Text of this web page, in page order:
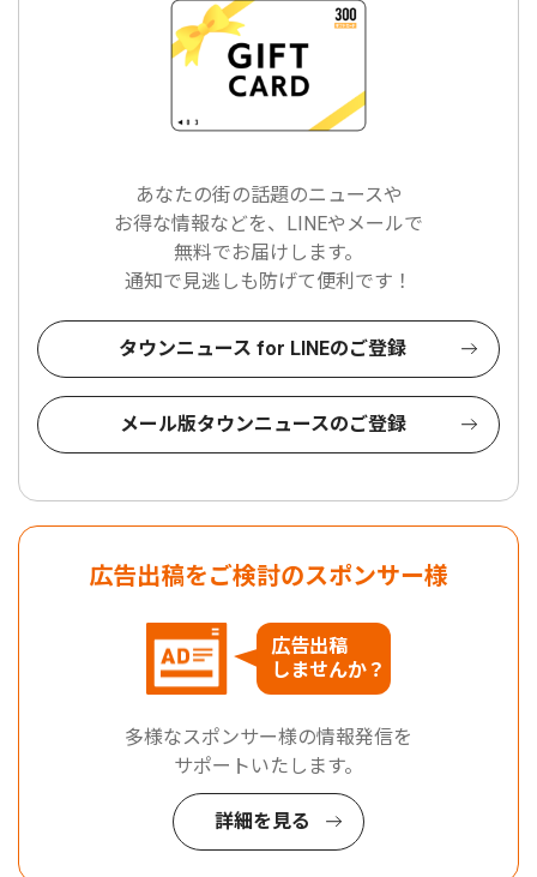
あなたの街の話題のニュースや
お得な情報などを、LINEやメールで
無料でお届けします。
通知で見逃しも防げて便利です！
タウンニュース for LINEのご登録
メール版タウンニュースのご登録
広告出稿をご検討のスポンサー様
広告出稿
しませんか？
多様なスポンサー様の情報発信を
サポートいたします。
詳細を見る